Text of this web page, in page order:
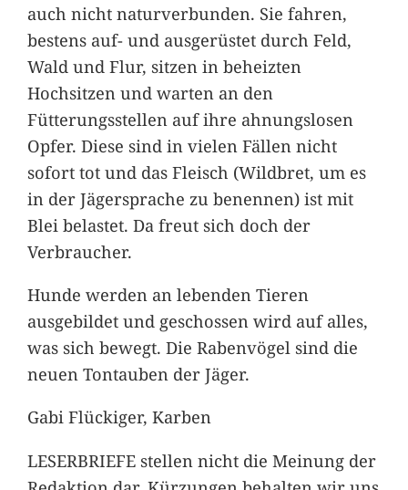
auch nicht naturverbunden. Sie fahren,
bestens auf- und ausgerüstet durch Feld,
Wald und Flur, sitzen in beheizten
Hochsitzen und warten an den
Fütterungsstellen auf ihre ahnungslosen
Opfer. Diese sind in vielen Fällen nicht
sofort tot und das Fleisch (Wildbret, um es
in der Jägersprache zu benennen) ist mit
Blei belastet. Da freut sich doch der
Verbraucher.
Hunde werden an lebenden Tieren
ausgebildet und geschossen wird auf alles,
was sich bewegt. Die Rabenvögel sind die
neuen Tontauben der Jäger.
Gabi Flückiger, Karben
LESERBRIEFE stellen nicht die Meinung der